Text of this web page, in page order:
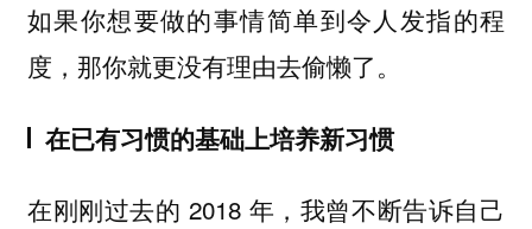
如果你想要做的事情简单到令人发指的程
度，那你就更没有理由去偷懒了。
在已有习惯的基础上培养新习惯
在刚刚过去的 2018 年，我曾不断告诉自己